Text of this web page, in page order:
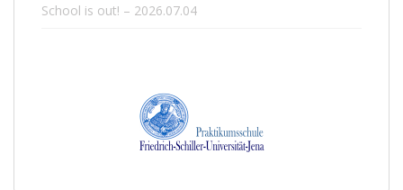
School is out! – 2026.07.04